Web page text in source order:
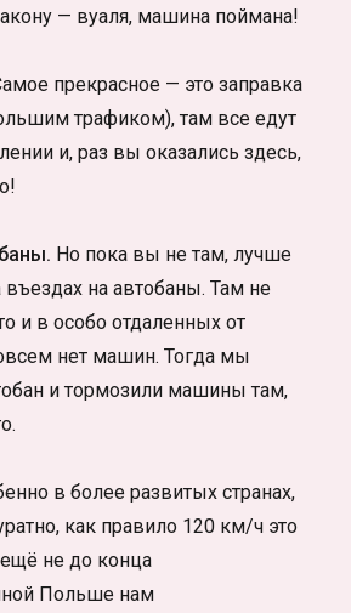
— вуаля, машина поймана!
прекрасное — это заправка
трафиком), там все едут
и, раз вы оказались здесь,
Но пока вы не там, лучше
въездах на автобаны. Там не
и в особо отдаленных от
нет машин. Тогда мы
и тормозили машины там,
в более развитых странах,
как правило 120 км/ч это
не до конца
Польше нам